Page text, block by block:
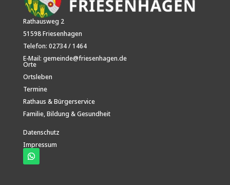
Rathausweg 2
51598Friesenhagen
Telefon: 02734 / 1464
E-Mail: gemeinde@friesenhagen.de
Orte
Ortsleben
Termine
Rathaus & Bürgerservice
Familie, Bildung & Gesundheit
Datenschutz
Impressum